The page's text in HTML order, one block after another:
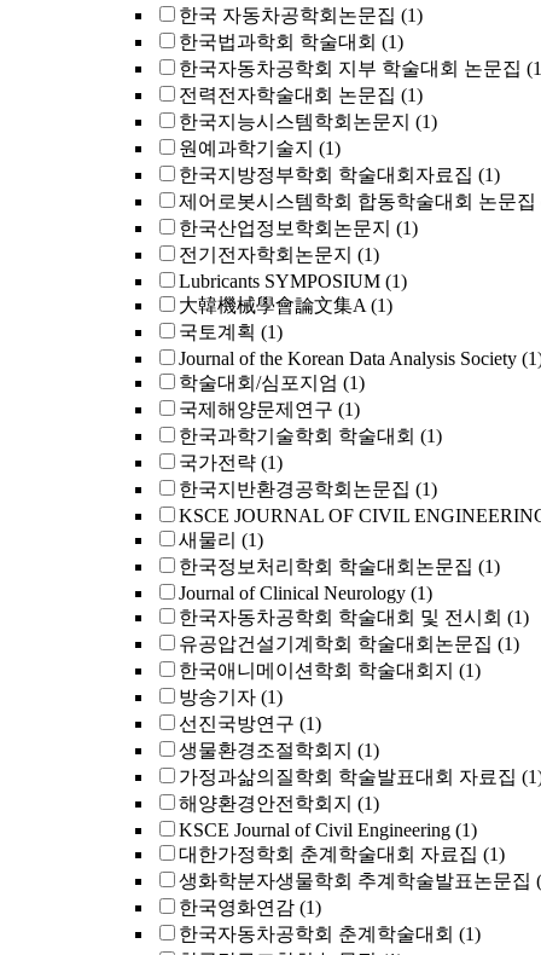
한국 자동차공학회논문집 (1)
한국법과학회 학술대회 (1)
한국자동차공학회 지부 학술대회 논문집
전력전자학술대회 논문집 (1)
한국지능시스템학회논문지 (1)
원예과학기술지 (1)
한국지방정부학회 학술대회자료집 (1)
제어로봇시스템학회 합동학술대회 논문집
한국산업정보학회논문지 (1)
전기전자학회논문지 (1)
Lubricants SYMPOSIUM (1)
大韓機械學會論文集A (1)
국토계획 (1)
Journal of the Korean Data Analysis Society
학술대회/심포지엄 (1)
국제해양문제연구 (1)
한국과학기술학회 학술대회 (1)
국가전략 (1)
한국지반환경공학회논문집 (1)
KSCE JOURNAL OF CIVIL
새물리 (1)
한국정보처리학회 학술대회논문집 (1)
Journal of Clinical Neurology (1)
한국자동차공학회 학술대회 및 전시회 (1)
유공압건설기계학회 학술대회논문집 (1)
한국애니메이션학회 학술대회지 (1)
방송기자 (1)
선진국방연구 (1)
생물환경조절학회지 (1)
가정과삶의질학회 학술발표대회 자료집
해양환경안전학회지 (1)
KSCE Journal of Civil Engineering (1)
대한가정학회 춘계학술대회 자료집 (1)
생화학분자생물학회 추계학술발표논문집
한국영화연감 (1)
한국자동차공학회 춘계학술대회 (1)